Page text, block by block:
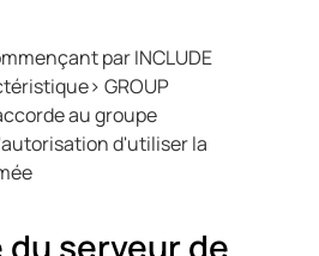
par INCLUDE
GROUP
au groupe
d'utiliser la
du serveur de